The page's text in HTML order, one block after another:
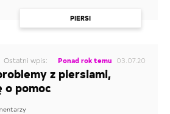
PIERSI
Ostatni wpis: Ponad rok temu 03.07.20
z piersiami,
o pomoc